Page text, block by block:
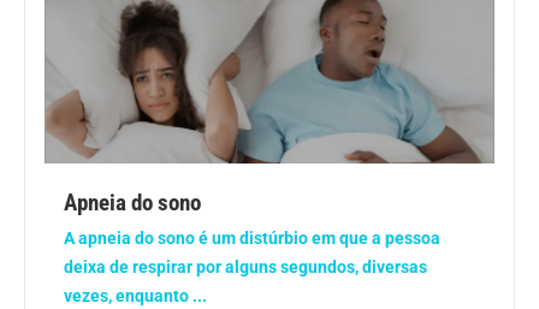
Vida Saudável
Saúde da mulher
Anemia
Anestesia
Aparelho Digestivo
Apneia do sono
A apneia do sono é um distúrbio em que a pessoa
deixa de respirar por alguns segundos, diversas
vezes, enquanto ...